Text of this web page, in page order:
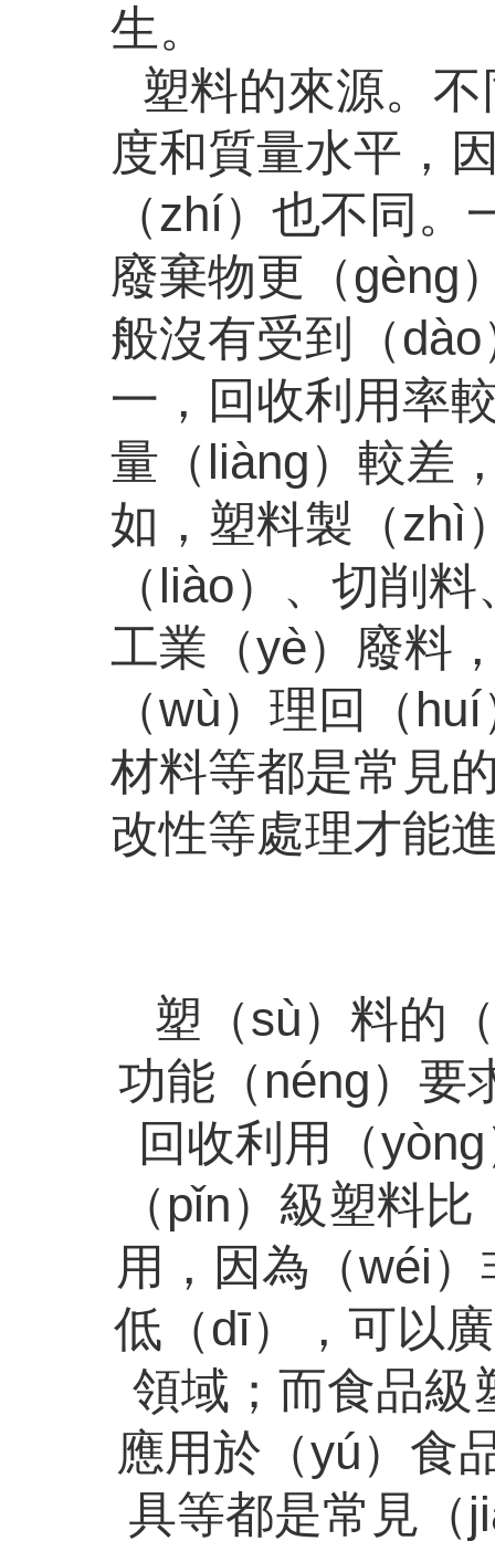
生。
塑料的來源。
度和質量水平，
（zhí）也不同
廢棄物更（gèng
般沒有受到（
一，回收利用率
量（liàng）較差
如，塑料製（zhì
（liào）、切削
工業（yè）廢料
（wù）理回（
材料等都是常見
改性等處理才能
塑（sù）料的
功能（néng）要
回收利用（
（pǐn）級塑料
用，因為（wéi
低（dī），可以
領域；而食品級
應用於（yú）食
具等都是常見（